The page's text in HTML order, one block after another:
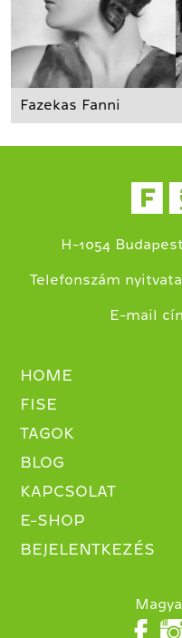
Fazekas Fanni
H-1054
Telefonszám
E-mail
HOME
FISE
TAGOK
BLOG
KAPCSOLAT
E-SHOP
BEJELENTKEZÉS